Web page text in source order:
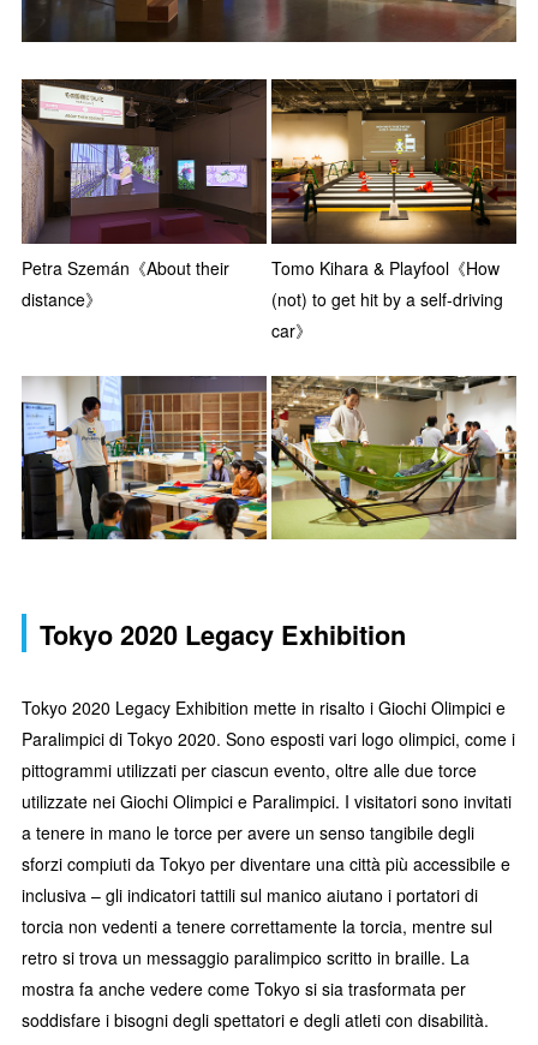
Petra Szemán《About their
distance》
Tomo Kihara & Playfool《How
(not) to get hit by a self-driving
car》
Tokyo 2020 Legacy Exhibition
Tokyo 2020 Legacy Exhibition mette in risalto i Giochi Olimpici e
Paralimpici di Tokyo 2020. Sono esposti vari logo olimpici, come i
pittogrammi utilizzati per ciascun evento, oltre alle due torce
utilizzate nei Giochi Olimpici e Paralimpici. I visitatori sono invitati
a tenere in mano le torce per avere un senso tangibile degli
sforzi compiuti da Tokyo per diventare una città più accessibile e
inclusiva – gli indicatori tattili sul manico aiutano i portatori di
torcia non vedenti a tenere correttamente la torcia, mentre sul
retro si trova un messaggio paralimpico scritto in braille. La
mostra fa anche vedere come Tokyo si sia trasformata per
soddisfare i bisogni degli spettatori e degli atleti con disabilità.